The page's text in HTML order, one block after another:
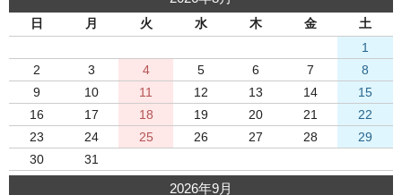
日 月 火 水 木 金
土
1
2
3 4 5 6 7
8
9
10 11 12 13 14
15
16
17 18 19 20 21
22
23
24 25 26 27 28
29
30
31
2026年9月